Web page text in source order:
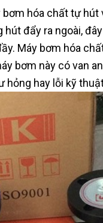
hóa chất tự hút
đẩy ra ngoài,
Máy bơm hóa
bơm này có van
hỏng hay lỗi kỹ